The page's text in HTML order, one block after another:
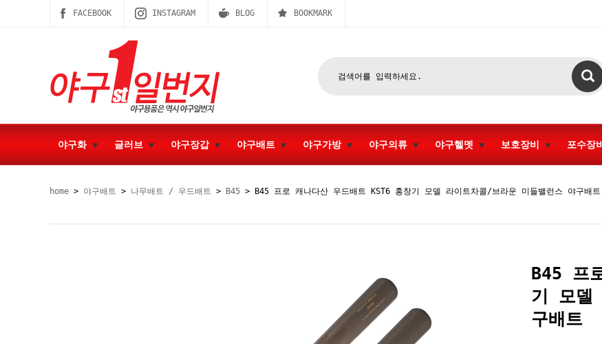
FACEBOOK INSTAGRAM BLOG BOOKMARK
야구화 글러브 야구장갑 야구배트 야구가방 야구의류 야구헬멧 보호장비 포수장
home > 야구배트 > 나무배트 / 우드배트 > B45 > B45 프로 캐나다산 우드배트 KST6 홍창기 모델 라이트차콜/브라운 미들밸런스 야구배트
B45 프
기 모델
구배트